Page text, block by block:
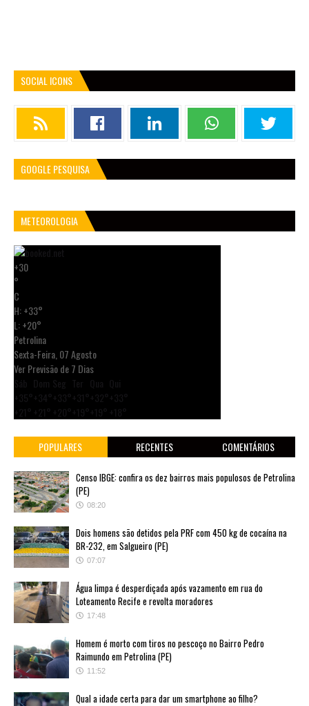
SOCIAL ICONS
GOOGLE PESQUISA
METEOROLOGIA
+30
°
C
H:+33°
L:+20°
Petrolina
Sexta-Feira, 07 Agosto
Ver Previsão de 7 Dias
POPULARES RECENTES COMENTÁRIOS
Censo IBGE: confira os dez bairros mais populosos de Petrolina
(PE)
08:20
Dois homens são detidos pela PRF com 450 kg de cocaína na
BR-232, em Salgueiro (PE)
07:07
Água limpa é desperdiçada após vazamento em rua do
Loteamento Recife e revolta moradores
17:48
Homem é morto com tiros no pescoço no Bairro Pedro
Raimundo em Petrolina (PE)
11:52
Qual a idade certa para dar um smartphone ao filho?